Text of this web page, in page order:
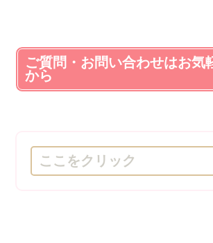
ご質問・お問い合わせはお気
から
ここをクリック